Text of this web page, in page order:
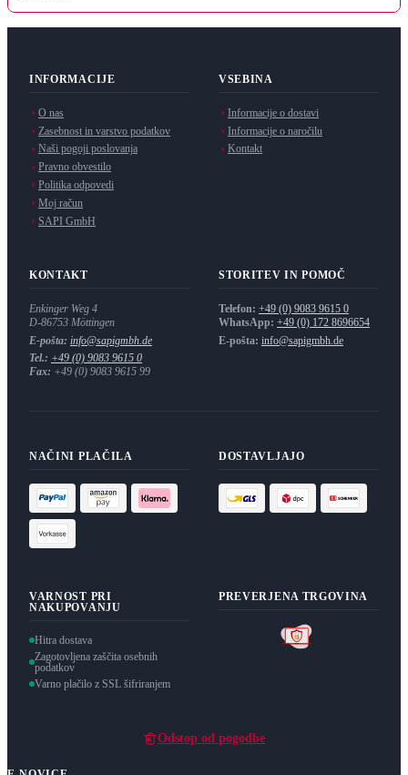
INFORMACIJE
O nas
Zasebnost in varstvo podatkov
Naši pogoji poslovanja
Pravno obvestilo
Politika odpovedi
Moj račun
SAPI GmbH
VSEBINA
Informacije o dostavi
Informacije o naročilu
Kontakt
KONTAKT
Enkinger Weg 4
D-86753 Möttingen
E-pošta: info@sapigmbh.de
Tel.: +49 (0) 9083 9615 0
Fax: +49 (0) 9083 9615 99
STORITEV IN POMOČ
Telefon: +49 (0) 9083 9615 0
WhatsApp: +49 (0) 172 8696654
E-pošta: info@sapigmbh.de
NAČINI PLAČILA DOSTAVLJAJO
VARNOST PRI
NAKUPOVANJU
Hitra dostava
Zagotovljena zaščita osebnih
podatkov
Varno plačilo z SSL šifriranjem
PREVERJENA TRGOVINA
Odstop od pogodbe